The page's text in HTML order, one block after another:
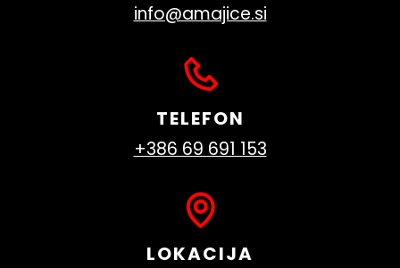
info@amajice.si
TELEFON
+386 69 691 153
LOKACIJA